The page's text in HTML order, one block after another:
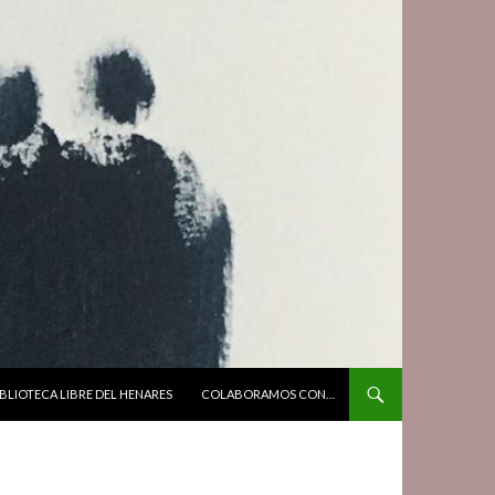
LIBRE DEL HENARES COLABORAMOS CON…